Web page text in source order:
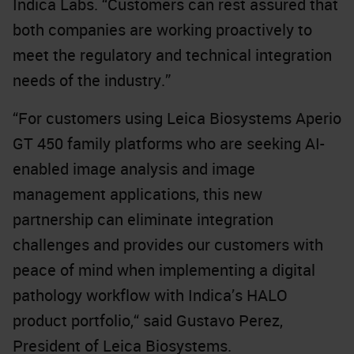
Indica Labs. “Customers can rest assured that
both companies are working proactively to
meet the regulatory and technical integration
needs of the industry.”
“For customers using Leica Biosystems Aperio
GT 450 family platforms who are seeking AI-
enabled image analysis and image
management applications, this new
partnership can eliminate integration
challenges and provides our customers with
peace of mind when implementing a digital
pathology workflow with Indica’s HALO
product portfolio,“ said Gustavo Perez,
President of Leica Biosystems.